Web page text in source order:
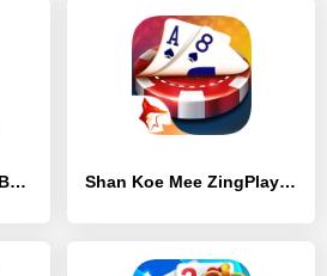
Tien Len - Thirteen - [Взлом/МОД Все открыто] Shan Koe Mee ZingPlay - [Взлом/МОД Unlocked]